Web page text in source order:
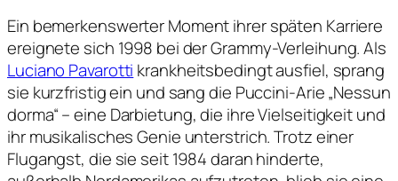
Ein bemerkenswerter Moment ihrer späten Karriere
ereignete sich 1998 bei der Grammy-Verleihung. Als
Luciano Pavarotti krankheitsbedingt ausfiel, sprang
sie kurzfristig ein und sang die Puccini-Arie „Nessun
dorma“ – eine Darbietung, die ihre Vielseitigkeit und
ihr musikalisches Genie unterstrich. Trotz einer
Flugangst, die sie seit 1984 daran hinderte,